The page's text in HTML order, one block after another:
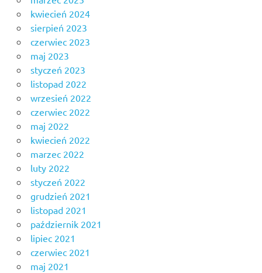
kwiecień 2024
sierpień 2023
czerwiec 2023
maj 2023
styczeń 2023
listopad 2022
wrzesień 2022
czerwiec 2022
maj 2022
kwiecień 2022
marzec 2022
luty 2022
styczeń 2022
grudzień 2021
listopad 2021
październik 2021
lipiec 2021
czerwiec 2021
maj 2021